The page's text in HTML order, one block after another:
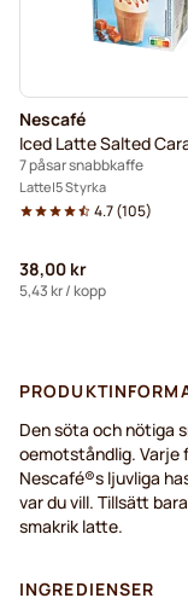
Nescafé
Iced Latte Salted
7 påsar snabbkaffe
Latte 5 Styrka
4.7(105)
38,00 kr
5,43 kr/ kopp
Den söta och nötiga
oemotståndlig. Varje
Nescafé®s ljuvliga
var du vill. Tillsätt
smakrik latte.
INGREDIENSER